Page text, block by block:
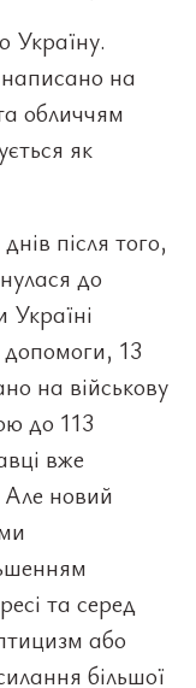
Україну.
на
обличчям
як
після того,
до
Україні
допомоги, 13
на військову
до 113
вже
Але новий
та серед
або
більшої